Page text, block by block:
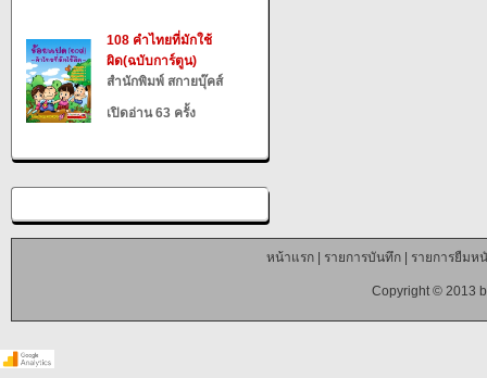
108 คำไทยที่มักใช้
ผิด(ฉบับการ์ตูน)
สำนักพิมพ์ สกายบุ๊คส์
เปิดอ่าน 63 ครั้ง
หน้าแรก| รายการบันทึก| รายการยืมห
Copyright © 2013